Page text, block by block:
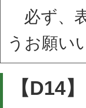
必ず、
うお願い
【D14